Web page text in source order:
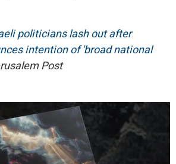
politicians lash out after
intention of 'broad national
Post